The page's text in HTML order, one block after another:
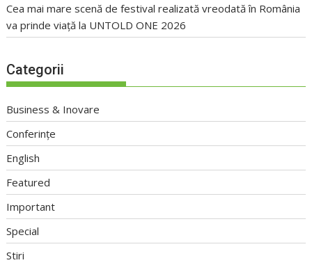
Cea mai mare scenă de festival realizată vreodată în România
va prinde viață la UNTOLD ONE 2026
Categorii
Business & Inovare
Conferințe
English
Featured
Important
Special
Stiri